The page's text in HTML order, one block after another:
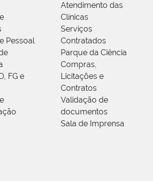
Pessoal
FG e
Atendimento das
Clínicas
Serviços
Contratados
Parque da Ciência
Compras,
Licitações e
Contratos
Validação de
documentos
Sala de Imprensa